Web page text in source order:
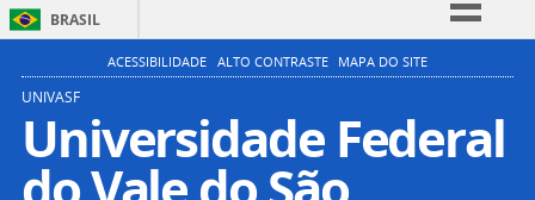
BRASIL
Simplifique!
Participe
Acesso à informação
ACESSIBILIDADE ALTO CONTRASTE MAPA DO SITE
UNIVASF
Universidade Federal